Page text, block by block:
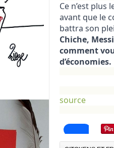
Ce n’est
avant que le
battra son
Chiche,
comment
d’économies.
source